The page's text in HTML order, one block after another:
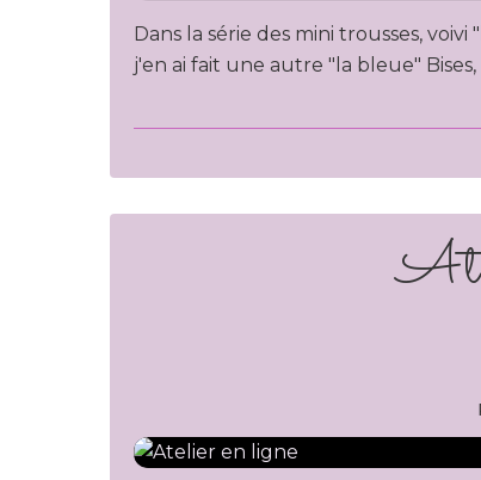
Dans la série des mini trousses,
j'en ai fait une autre "la bleue"